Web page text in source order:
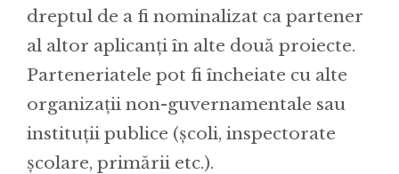
dreptul de a fi nominalizat ca partener
al altor aplicanți în alte două proiecte.
Parteneriatele pot fi încheiate cu alte
organizaţii non-guvernamentale sau
instituții publice (școli, inspectorate
școlare, primării etc.).